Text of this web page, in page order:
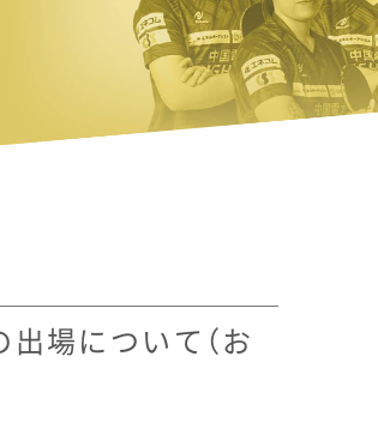
出場について（お